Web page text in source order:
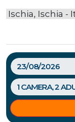
Ischia, Ischia -